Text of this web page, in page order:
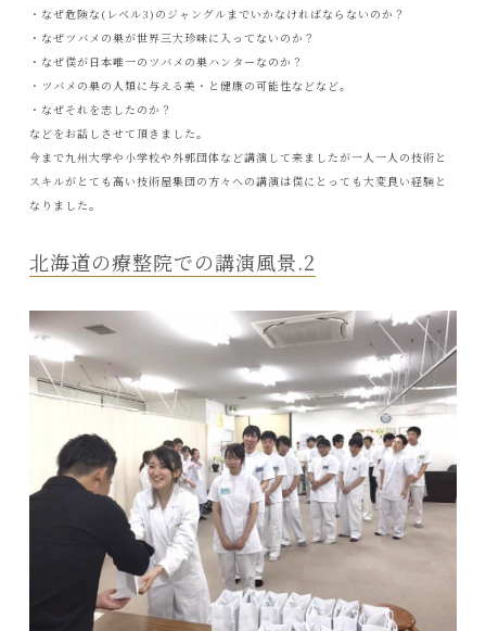
・なぜ危険な(レベル3)のジャングルまでいかなければならないのか？
・なぜツバメの巣が世界三大珍味に入ってないのか？
・なぜ僕が日本唯一のツバメの巣ハンターなのか？
・ツバメの巣の人類に与える美・と健康の可能性などなど。
・なぜそれを志したのか？
などをお話しさせて頂きました。
今まで九州大学や小学校や外郭団体など講演して来ましたが一人一人の技術と
スキルがとても高い技術屋集団の方々への講演は僕にとっても大変良い経験と
なりました。
北海道の療整院での講演風景.2